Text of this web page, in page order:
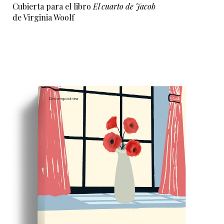
Cubierta para el libro El cuarto de Jacob
de Virginia Woolf